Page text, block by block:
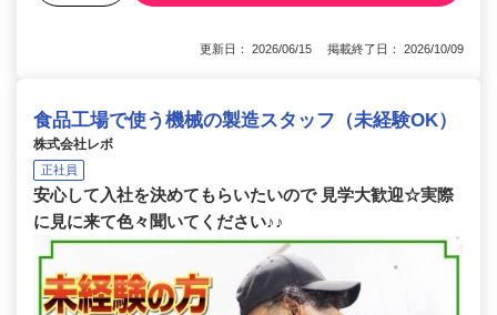
更新日： 2026/06/15 掲載終了日： 2026/10/09
食品工場で使う機械の製造スタッフ（未経験OK）
株式会社レボ
正社員
安心して入社を決めてもらいたいので 見学大歓迎☆実際
に見に来て色々聞いてください♪♪